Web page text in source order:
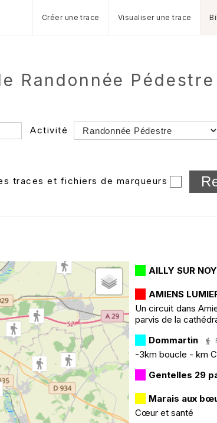
Créer une trace Visualiser une trace
Randonnée
Activité
Dossier
et
traces et fichiers de marqueurs
AILLY SUR
AMIENS
Un circuit dans
parvis de la
Dommartin
-3km boucle - km
Gentelles 29
Marais aux
Cœur et santé